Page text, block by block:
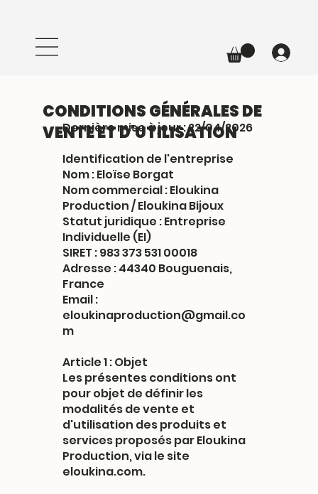
CONDITIONS GÉNÉRALES DE
VENTE ET D'UTILISATION
Dernière mise à jour : 22/04/2026
Identification de l'entreprise
Nom : Eloïse Borgat
Nom commercial : Eloukina
Production / Eloukina Bijoux
Statut juridique : Entreprise
Individuelle (EI)
SIRET : 983 373 531 00018
Adresse : 44340 Bouguenais,
France
Email :
eloukinaproduction@gmail.co
m
Article 1 : Objet
Les présentes conditions ont
pour objet de définir les
modalités de vente et
d'utilisation des produits et
services proposés par Eloukina
Production, via le site
eloukina.com.